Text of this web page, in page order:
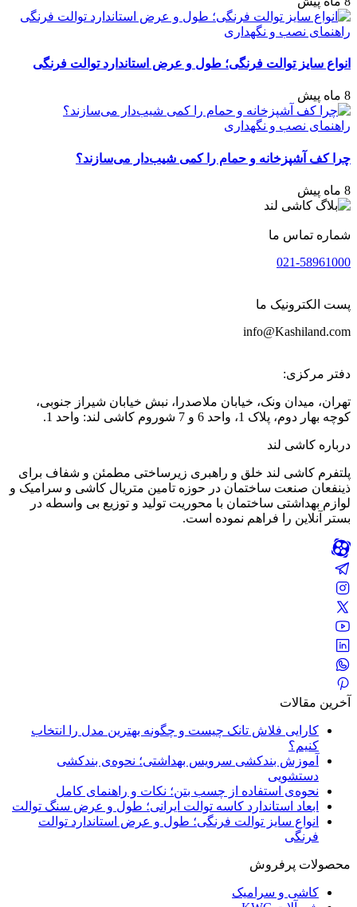
راهنمای نصب و نگهداری
انواع سایز توالت فرنگی؛ طول و عرض استاندارد توالت فرنگی
8 ماه پیش
راهنمای نصب و نگهداری
چرا کف آشپزخانه و حمام را کمی شیب‌دار می‌سازند؟
8 ماه پیش
شماره تماس ما
021-58961000
پست الکترونیک ما
info@Kashiland.com
دفتر مرکزی:
تهران، میدان ونک، خیابان ملاصدرا، نبش خیابان شیراز جنوبی،
کوچه بهار دوم، پلاک 1، واحد 6 و 7 شوروم کاشی لند: واحد 1.
درباره کاشی لند
پلتفرم کاشی لند خلق و راهبری زیرساختی مطمئن و شفاف برای
ذینفعان صنعت ساختمان در حوزه تامین متریال کاشی و سرامیک و
لوازم بهداشتی ساختمان با محوریت تولید و توزیع بی واسطه در
بستر آنلاین را فراهم نموده است.
آخرین مقالات
کارایی فلاش تانک چیست و چگونه بهترین مدل را انتخاب
کنیم؟
آموزش بندکشی سرویس بهداشتی؛ نحوه‌ی بندکشی
دستشویی
نحوه‌ی استفاده از چسب بتن؛ نکات و راهنمای کامل
ابعاد استاندارد کاسه توالت ایرانی؛ طول و عرض سنگ توالت
انواع سایز توالت فرنگی؛ طول و عرض استاندارد توالت
فرنگی
محصولات پرفروش
کاشی و سرامیک